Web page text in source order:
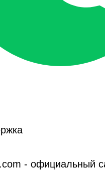
- официальный